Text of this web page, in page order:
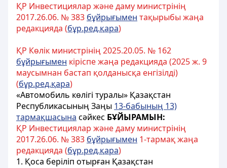
ҚР Инвестициялар және даму министрінің
2017.26.06. № 383 бұйрығымен тақырыбы жаңа
редакцияда (бұр.ред.қара)
ҚР Көлік министрінің 2025.20.05. № 162
бұйрығымен кіріспе жаңа редакцияда (2025 ж. 9
маусымнан бастап қолданысқа енгізілді)
(бұр.ред.қара)
«Автомобиль көлігі туралы» Қазақстан
Республикасының Заңы 13-бабының 13)
тармақшасына сәйкес БҰЙЫРАМЫН:
ҚР Инвестициялар және даму министрінің
2017.26.06. № 383 бұйрығымен 1-тармақ жаңа
редакцияда (бұр.ред.қара)
1. Қоса беріліп отырған Қазақстан